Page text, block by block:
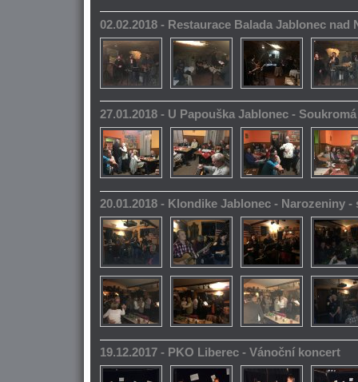
02.02.2018 - Restaurace Balada Jablonec nad
27.01.2018 - U Papouška Jablonec -
20.01.2018 - Klondike Jablonec - Narozeniny -
19.12.2017 - PKO Liberec - Vánoční koncert